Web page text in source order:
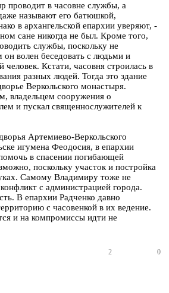
проводит в часовне службы, а
называют его батюшкой,
в архангельской епархии уверяют, -
сане никогда не был. Кроме того,
службы, поскольку не
волен беседовать с людьми и
Кстати, часовня строилась в
разных людей. Тогда это здание
Веркольского монастыря.
владельцем сооружения о
и пускал священнослужителей к
Артемиево-Веркольского
игумена Феодосия, в епархии
в спасении погибающей
поскольку участок и постройка
Самому Владимиру тоже не
с администрацией города.
В епархии Радченко давно
с часовенкой в их ведение.
и на компромиссы идти не
2 0